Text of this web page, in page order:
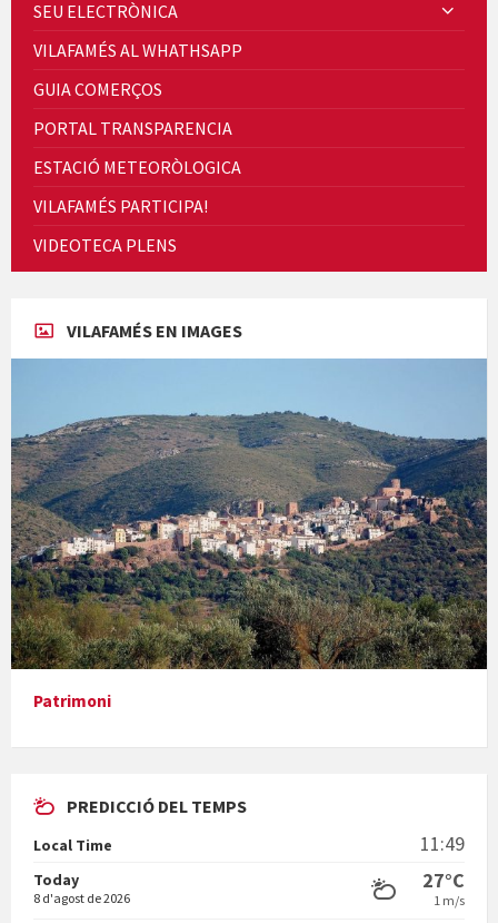
Quintà Culroja
Cicle de Cine i Dones rurals
Concerts al Museu
Presentació del llibre &quot;La mare&quot;, d'Emma Zafon
En Bum
SEU ELECTRÒNICA
VILAFAMÉS AL WHATHSAPP
GUIA COMERÇOS
PORTAL TRANSPARENCIA
ESTACIÓ METEORÒLOGICA
VILAFAMÉS PARTICIPA!
VIDEOTECA PLENS
VILAFAMÉS EN IMAGES
Patrimoni
PREDICCIÓ DEL TEMPS
Local Time 11:49
Today
8 d'agost de 2026
27°C
1 m/s